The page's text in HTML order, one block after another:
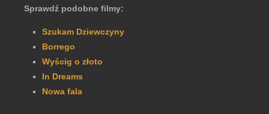
Sprawdź podobne filmy:
Szukam Dziewczyny
Borrego
Wyścig o złoto
In Dreams
Nowa fala